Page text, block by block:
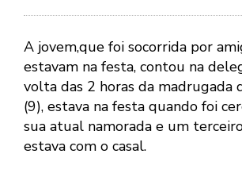
A jovem,que foi socorrida por
estavam na festa, contou na
volta das 2 horas da madrugada
(9), estava na festa quando foi
sua atual namorada e um
estava com o casal.